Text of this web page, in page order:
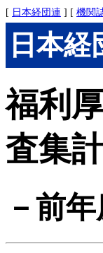
[ 日本経団連 ] [ 機関
日本経
福利
査集
－前